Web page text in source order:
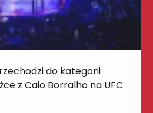
do kategorii
z Caio Borralho na UFC